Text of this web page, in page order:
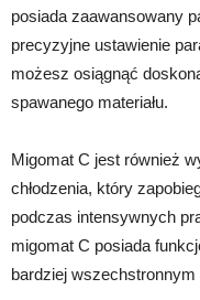
posiada zaawansowany
precyzyjne ustawienie
możesz osiągnąć
spawanego materiału.
Migomat C jest również
chłodzenia, który
podczas intensywnych
migomat C posiada
bardziej wszechstronnym